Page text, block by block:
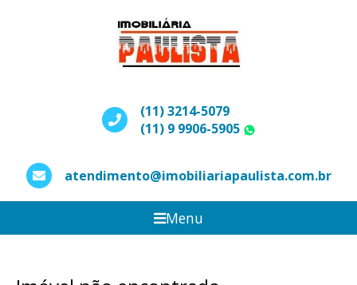
(11) 3214-5079
(11) 9 9906-5905
atendimento@imobiliariapaulista.com.br
Menu